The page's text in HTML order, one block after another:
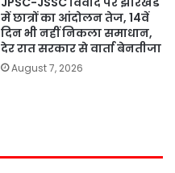
में छात्रों का आंदोलन तेज, 14वें
दिन भी नहीं निकला समाधान,
देर रात सरकार से वार्ता बेनतीजा
August 7, 2026